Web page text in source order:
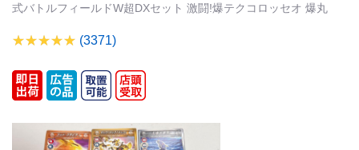
式バトルフィールドW超DXセット 激闘!爆テクコロッセオ 爆丸
(3371)